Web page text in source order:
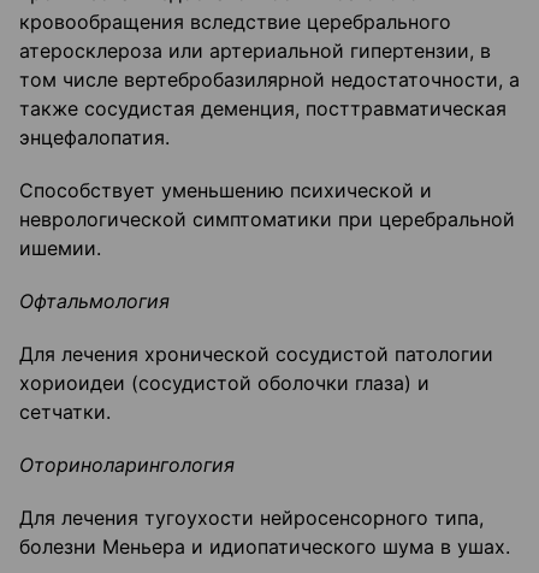
кровообращения вследствие церебрального
атеросклероза или артериальной гипертензии, в
том числе вертебробазилярной недостаточности, а
также сосудистая деменция, посттравматическая
энцефалопатия.
Способствует уменьшению психической и
неврологической симптоматики при церебральной
ишемии.
Офтальмология
Для лечения хронической сосудистой патологии
хориоидеи (сосудистой оболочки глаза) и
сетчатки.
Оториноларингология
Для лечения тугоухости нейросенсорного типа,
болезни Меньера и идиопатического шума в ушах.